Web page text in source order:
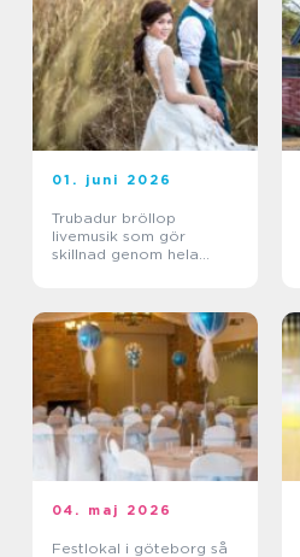
01. juni 2026
Trubadur bröllop
livemusik som gör
skillnad genom hela
04. maj 2026
Festlokal i göteborg så